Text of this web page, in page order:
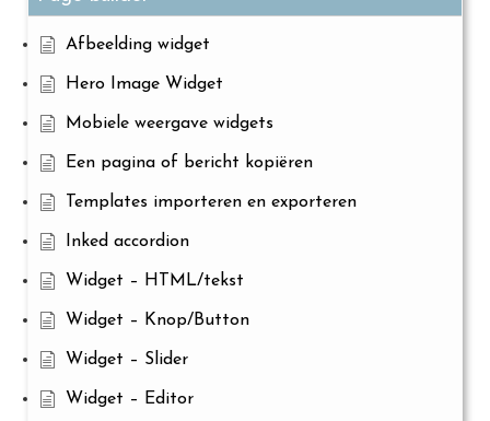
Afbeelding widget
Hero Image Widget
Mobiele weergave widgets
Een pagina of bericht kopiëren
Templates importeren en exporteren
Inked accordion
Widget – HTML/tekst
Widget – Knop/Button
Widget – Slider
Widget – Editor